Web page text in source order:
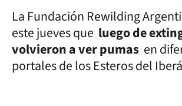
La Fundación Rewilding
este jueves que luego de
volvieron a ver pumas en
portales de los Esteros del